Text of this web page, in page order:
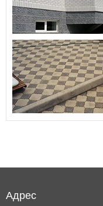
Адрес